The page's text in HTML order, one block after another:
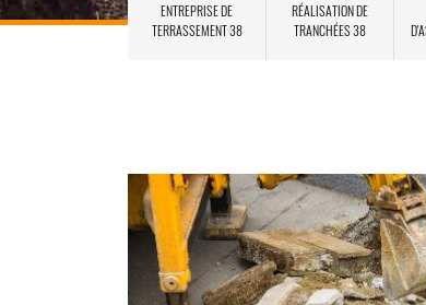
ENTREPRISE DE
TERRASSEMENT 38
RÉALISATION DE
TRANCHÉES 38